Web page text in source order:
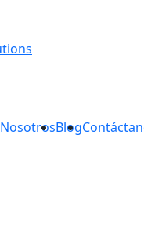
NosotrosBlog